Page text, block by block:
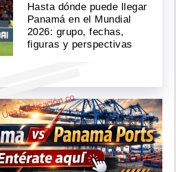
U
om
ca
pa)
Hasta dónde puede llegar
Panamá en el Mundial
2026: grupo, fechas,
figuras y perspectivas